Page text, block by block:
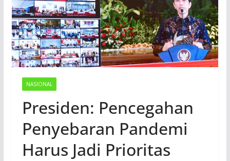
NASIONAL
Presiden: Pencegahan
Penyebaran Pandemi
Harus Jadi Prioritas